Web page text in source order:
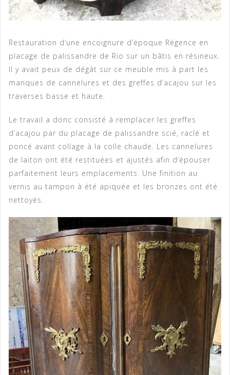
Restauration d’une encoignure d’époque Régence en
placage de palissandre de Rio sur un bâtis en résineux.
Il y avait peux de dégât sur ce meuble mis à part les
manques de cannelures et des greffes d’acajou sur les
traverses basse et haute.
Le travail a donc consisté à remplacer les greffes
d’acajou par du placage de palissandre scié, raclé et
poncé avant collage à la colle chaude. Les cannelures
de laiton ont été restituées et ajustés afin d’épouser
parfaitement leurs emplacements. Une finition au
vernis au tampon à été apiquée et les bronzes ont été
nettoyés.